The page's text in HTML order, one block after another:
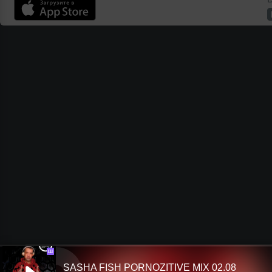
Ш
SASHA FISH PORNOZITIVE MIX 02.08